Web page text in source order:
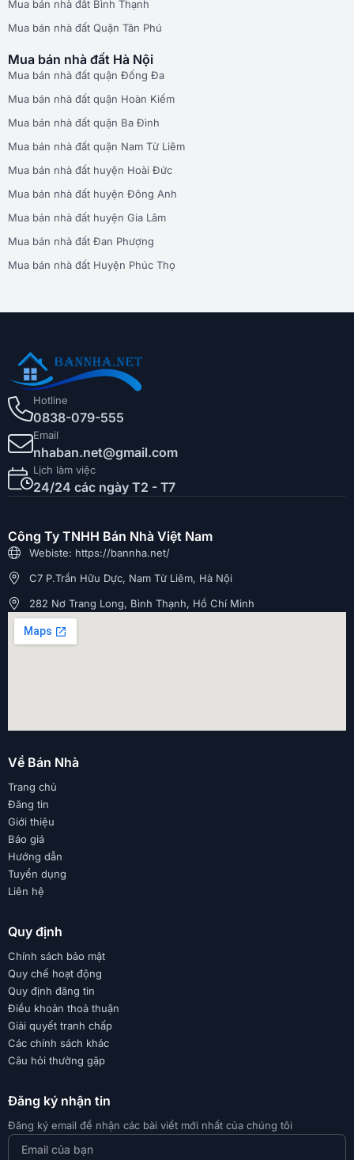
Mua bán nhà đất Bình Thạnh
Mua bán nhà đất Quận Tân Phú
Mua bán nhà đất Hà Nội
Mua bán nhà đất quận Đống Đa
Mua bán nhà đất quận Hoàn Kiếm
Mua bán nhà đất quận Ba Đình
Mua bán nhà đất quận Nam Từ Liêm
Mua bán nhà đất huyện Hoài Đức
Mua bán nhà đất huyện Đông Anh
Mua bán nhà đất huyện Gia Lâm
Mua bán nhà đất Đan Phượng
Mua bán nhà đất Huyện Phúc Thọ
Hotline
0838-079-555
Email
nhaban.net@gmail.com
Lịch làm việc
24/24 các ngày T2 - T7
Công Ty TNHH Bán Nhà Việt Nam
Webiste: https://bannha.net/
C7 P.Trần Hữu Dực, Nam Từ Liêm, Hà Nội
282 Nơ Trang Long, Bình Thạnh, Hồ Chí Minh
Về Bán Nhà
Trang chủ
Đăng tin
Giới thiệu
Báo giá
Hướng dẫn
Tuyển dụng
Liên hệ
Quy định
Chính sách bảo mật
Quy chế hoạt động
Quy định đăng tin
Điều khoản thoả thuận
Giải quyết tranh chấp
Các chính sách khác
Câu hỏi thường gặp
Đăng ký nhận tin
Đăng ký email để nhận các bài viết mới nhất của chúng tôi